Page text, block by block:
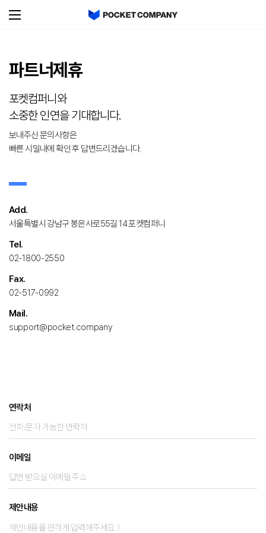
파트너제휴
포켓컴퍼니와
소중한 인연을 기대합니다.
보내주신 문의사항은
빠른 시일내에 확인 후 답변드리겠습니다.
Add.
서울특별시 강남구 봉은사로55길 14 포켓컴퍼니
Tel.
02-1800-2550
Fax.
02-517-0992
Mail.
support@pocket.company
연락처
이메일
제안내용